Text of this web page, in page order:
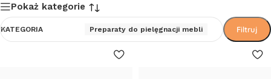
Pokaż kategorie
KATEGORIA Preparaty do pielęgnacji mebli Filtruj